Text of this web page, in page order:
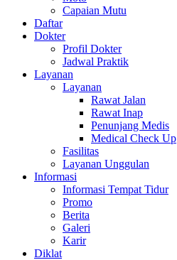
Capaian Mutu
Daftar
Dokter
Profil Dokter
Jadwal Praktik
Layanan
Layanan
Rawat Jalan
Rawat Inap
Penunjang Medis
Medical Check Up
Fasilitas
Layanan Unggulan
Informasi
Informasi Tempat Tidur
Promo
Berita
Galeri
Karir
Diklat